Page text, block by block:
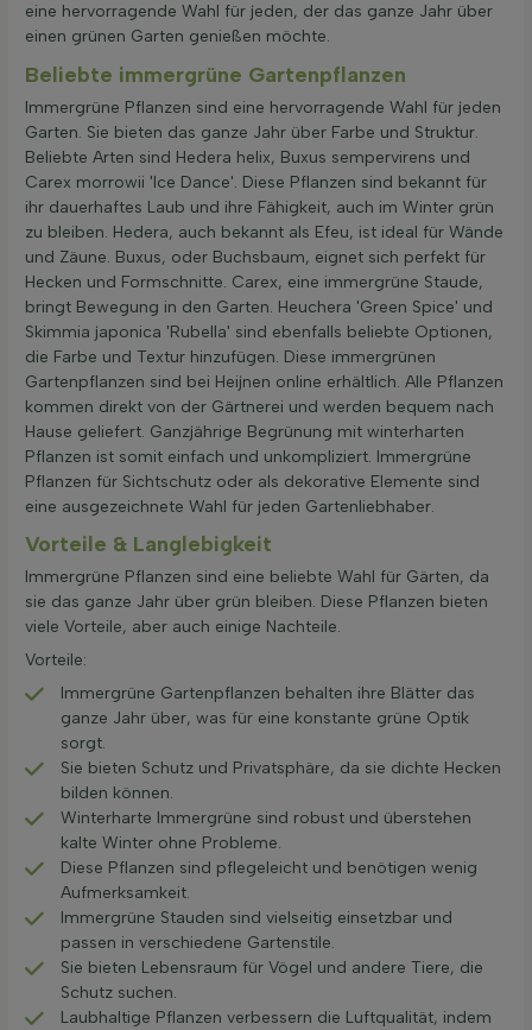
eine hervorragende Wahl für jeden, der das ganze Jahr über
einen grünen Garten genießen möchte.
Beliebte immergrüne Gartenpflanzen
Immergrüne Pflanzen sind eine hervorragende Wahl für jeden
Garten. Sie bieten das ganze Jahr über Farbe und Struktur.
Beliebte Arten sind Hedera helix, Buxus sempervirens und
Carex morrowii 'Ice Dance'. Diese Pflanzen sind bekannt für
ihr dauerhaftes Laub und ihre Fähigkeit, auch im Winter grün
zu bleiben. Hedera, auch bekannt als Efeu, ist ideal für Wände
und Zäune. Buxus, oder Buchsbaum, eignet sich perfekt für
Hecken und Formschnitte. Carex, eine immergrüne Staude,
bringt Bewegung in den Garten. Heuchera 'Green Spice' und
Skimmia japonica 'Rubella' sind ebenfalls beliebte Optionen,
die Farbe und Textur hinzufügen. Diese immergrünen
Gartenpflanzen sind bei Heijnen online erhältlich. Alle Pflanzen
kommen direkt von der Gärtnerei und werden bequem nach
Hause geliefert. Ganzjährige Begrünung mit winterharten
Pflanzen ist somit einfach und unkompliziert. Immergrüne
Pflanzen für Sichtschutz oder als dekorative Elemente sind
eine ausgezeichnete Wahl für jeden Gartenliebhaber.
Vorteile & Langlebigkeit
Immergrüne Pflanzen sind eine beliebte Wahl für Gärten, da
sie das ganze Jahr über grün bleiben. Diese Pflanzen bieten
viele Vorteile, aber auch einige Nachteile.
Vorteile:
Immergrüne Gartenpflanzen behalten ihre Blätter das
ganze Jahr über, was für eine konstante grüne Optik
sorgt.
Sie bieten Schutz und Privatsphäre, da sie dichte Hecken
bilden können.
Winterharte Immergrüne sind robust und überstehen
kalte Winter ohne Probleme.
Diese Pflanzen sind pflegeleicht und benötigen wenig
Aufmerksamkeit.
Immergrüne Stauden sind vielseitig einsetzbar und
passen in verschiedene Gartenstile.
Sie bieten Lebensraum für Vögel und andere Tiere, die
Schutz suchen.
Laubhaltige Pflanzen verbessern die Luftqualität, indem